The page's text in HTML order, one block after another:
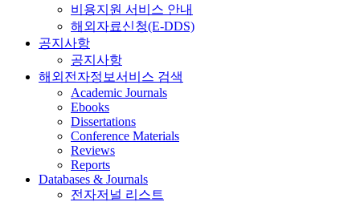
비용지원 서비스 안내
해외자료신청(E-DDS)
공지사항
공지사항
해외전자정보서비스 검색
Academic Journals
Ebooks
Dissertations
Conference Materials
Reviews
Reports
Databases & Journals
전자저널 리스트